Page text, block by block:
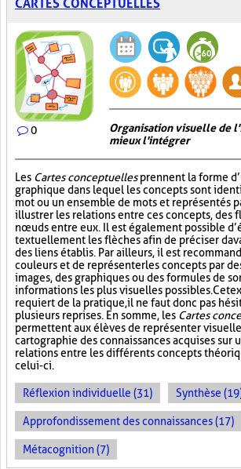
CARTES CONCEPTUELLES
0
Organisation visuelle de
mieux l'intégrer
Les Cartes conceptuellesprennent la forme
graphique dans lequel les concepts sont
mot ou un ensemble de mots et représentés
illustrer les relations entre ces concepts, des
nœuds entre eux. Il est également possible
textuellement les flèches afin de préciser
des liens établis. Par ailleurs, il est
couleurs et de représenter les concepts par
images, des graphiques ou des formules de
informations les plus visuelles possibles. Cet
requiert de la pratique, il ne faut donc pas
plusieurs reprises. En somme, les Cartes
permettent aux élèves de représenter
cartographie des connaissances acquises sur
relations entre les différents concepts
celui-ci.
Réflexion individuelle (31) Synthèse
Approfondissement des connaissances (17)
Métacognition (7)